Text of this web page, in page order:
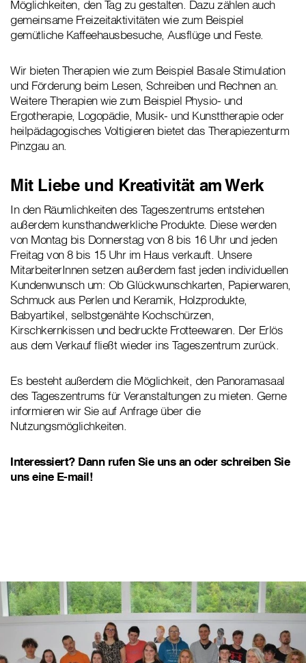
Möglichkeiten, den Tag zu gestalten. Dazu zählen auch
gemeinsame Freizeitaktivitäten wie zum Beispiel
gemütliche Kaffeehausbesuche, Ausflüge und Feste.
Wir bieten Therapien wie zum Beispiel Basale Stimulation
und Förderung beim Lesen, Schreiben und Rechnen an.
Weitere Therapien wie zum Beispiel Physio- und
Ergotherapie, Logopädie, Musik- und Kunsttherapie oder
heilpädagogisches Voltigieren bietet das Therapiezenturm
Pinzgau an.
Mit Liebe und Kreativität am Werk
In den Räumlichkeiten des Tageszentrums entstehen
außerdem kunsthandwerkliche Produkte. Diese werden
von Montag bis Donnerstag von 8 bis 16 Uhr und jeden
Freitag von 8 bis 15 Uhr im Haus verkauft. Unsere
MitarbeiterInnen setzen außerdem fast jeden individuellen
Kundenwunsch um: Ob Glückwunschkarten, Papierwaren,
Schmuck aus Perlen und Keramik, Holzprodukte,
Babyartikel, selbstgenähte Kochschürzen,
Kirschkernkissen und bedruckte Frotteewaren. Der Erlös
aus dem Verkauf fließt wieder ins Tageszentrum zurück.
Es besteht außerdem die Möglichkeit, den Panoramasaal
des Tageszentrums für Veranstaltungen zu mieten. Gerne
informieren wir Sie auf Anfrage über die
Nutzungsmöglichkeiten.
Interessiert? Dann rufen Sie uns an oder schreiben Sie
uns eine E-mail!